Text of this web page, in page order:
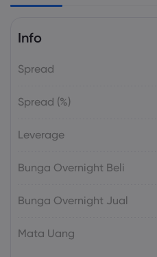
October Inflation Data
US-EU Relations: Russia
Info
Spread
Spread (%)
Leverage
Bunga Overnight Beli
Bunga Overnight Jual
Mata Uang